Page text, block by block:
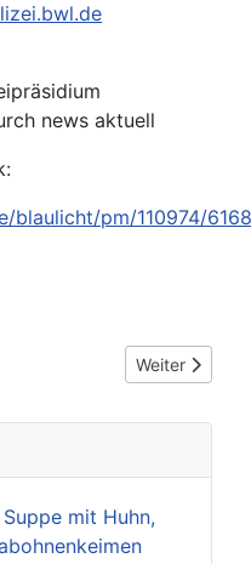
news aktuell
blaulicht/pm/110974/
der Stadt: Einbrüche in
Nächster
Weiter
mit Huhn,